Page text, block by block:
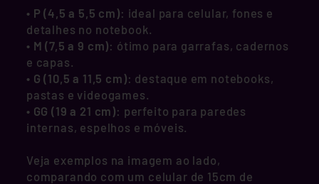
• P (4,5 a 5,5 cm): ideal para celular, fones e
detalhes no notebook.
• M (7,5 a 9 cm): ótimo para garrafas, cadernos
e capas.
• G (10,5 a 11,5 cm): destaque em notebooks,
pastas e videogames.
• GG (19 a 21 cm): perfeito para paredes
internas, espelhos e móveis.
Veja exemplos na imagem ao lado,
comparando com um celular de 15cm de